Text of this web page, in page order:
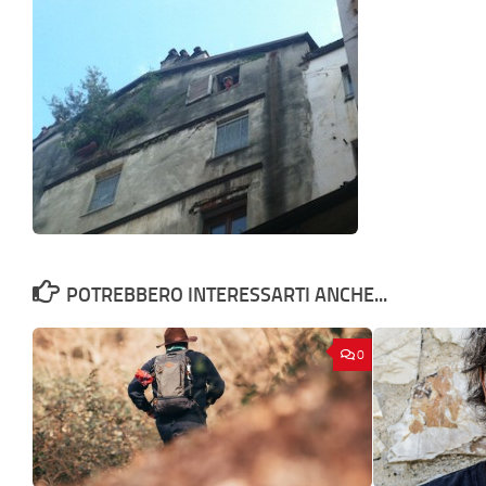
POTREBBERO INTERESSARTI ANCHE...
0